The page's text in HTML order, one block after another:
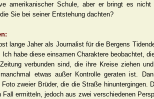
amerikanischer Schule, aber er bringt es
Sie bei seiner Entstehung dachten?
lange Jaher als Journalist für die Bergens
Ich habe diese einsamen Charaktere beobachtet,
verbunden sind, die ihre Kreise ziehen
etwas außer Kontrolle geraten ist.
Foto zweier Brüder, die die Straße
Fall ermitteln, jedoch aus zwei verschiedenen